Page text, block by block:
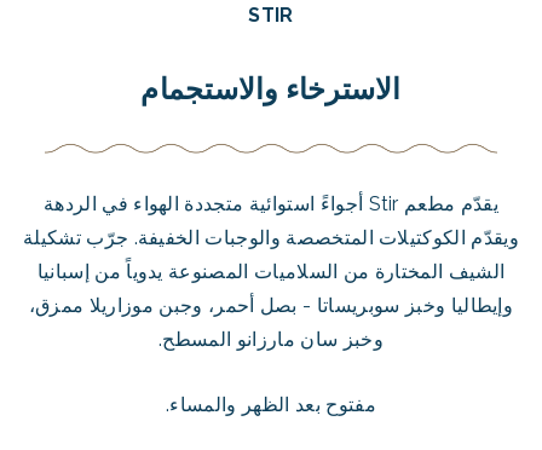
STIR
الاسترخاء والاستجمام
يقدّم مطعم Stir أجواءً استوائية متجددة الهواء في الردهة
ويقدّم الكوكتيلات المتخصصة والوجبات الخفيفة. جرّب تشكيلة
الشيف المختارة من السلاميات المصنوعة يدوياً من إسبانيا
وإيطاليا وخبز سوبريساتا - بصل أحمر، وجبن موزاريلا ممزق،
وخبز سان مارزانو المسطح.
مفتوح بعد الظهر والمساء.